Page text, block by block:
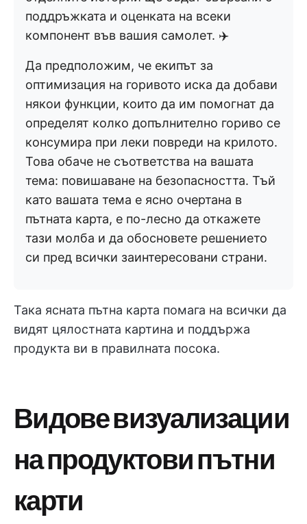
поддръжката и оценката на всеки
компонент във вашия самолет. ✈️
Да предположим, че екипът за
оптимизация на горивото иска да добави
някои функции, които да им помогнат да
определят колко допълнително гориво се
консумира при леки повреди на крилото.
Това обаче не съответства на вашата
тема: повишаване на безопасността. Тъй
като вашата тема е ясно очертана в
пътната карта, е по-лесно да откажете
тази молба и да обосновете решението
си пред всички заинтересовани страни.
Така ясната пътна карта помага на всички да
видят цялостната картина и поддържа
продукта ви в правилната посока.
Видове визуализации
на продуктови пътни
карти